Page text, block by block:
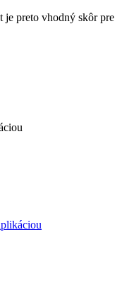
preto vhodný skôr pre